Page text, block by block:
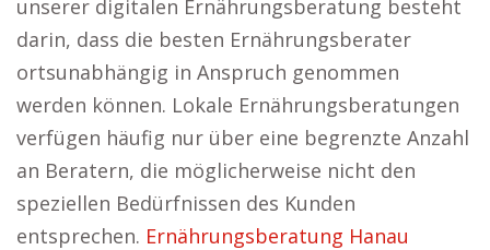
unserer digitalen Ernährungsberatung besteht
darin, dass die besten Ernährungsberater
ortsunabhängig in Anspruch genommen
werden können. Lokale Ernährungsberatungen
verfügen häufig nur über eine begrenzte Anzahl
an Beratern, die möglicherweise nicht den
speziellen Bedürfnissen des Kunden
entsprechen. Ernährungsberatung Hanau